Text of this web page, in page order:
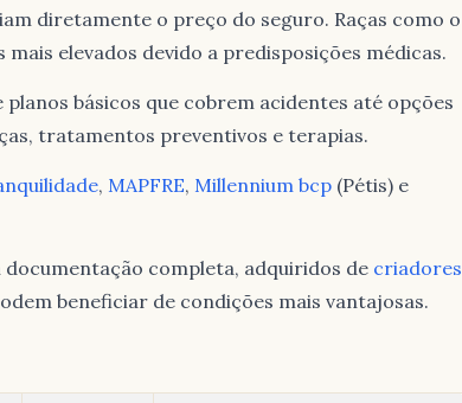
diretamente o preço do seguro. Raças como o
elevados devido a predisposições médicas.
planos básicos que cobrem acidentes até opções
tratamentos preventivos e terapias.
, MAPFRE, Millennium bcp (Pétis) e
documentação completa, adquiridos de criadores
beneficiar de condições mais vantajosas.